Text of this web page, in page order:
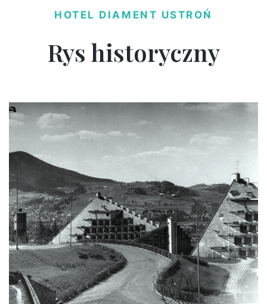
HOTEL DIAMENT USTROŃ
Rys historyczny